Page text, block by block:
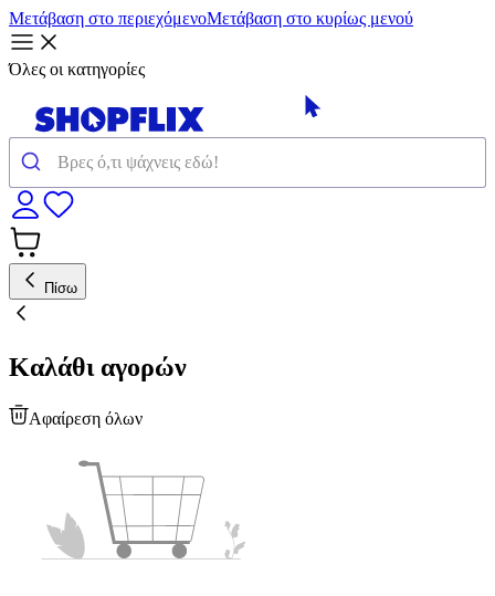
Μετάβαση στο περιεχόμενοΜετάβαση στο κυρίως μενού
Όλες οι κατηγορίες
Πίσω
Καλάθι αγορών
Αφαίρεση όλων